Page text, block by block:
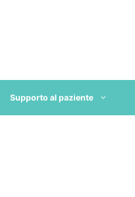
Supporto al paziente